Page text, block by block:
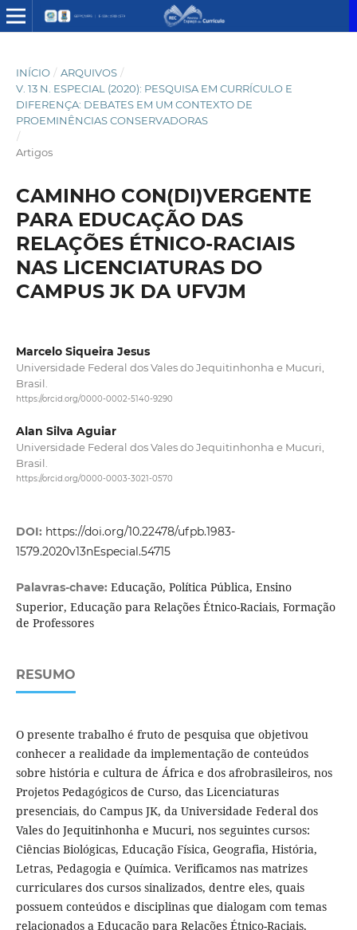
INÍCIO / ARQUIVOS /
V. 13 N. ESPECIAL (2020): PESQUISA EM CURRÍCULO E
DIFERENÇA: DEBATES EM UM CONTEXTO DE
PROEMINÊNCIAS CONSERVADORAS
/
Artigos
CAMINHO CON(DI)VERGENTE
PARA EDUCAÇÃO DAS
RELAÇÕES ÉTNICO-RACIAIS
NAS LICENCIATURAS DO
CAMPUS JK DA UFVJM
Marcelo Siqueira Jesus
Universidade Federal dos Vales do Jequitinhonha e Mucuri,
Brasil.
https://orcid.org/0000-0002-5140-9290
Alan Silva Aguiar
Universidade Federal dos Vales do Jequitinhonha e Mucuri,
Brasil.
https://orcid.org/0000-0003-3021-0570
DOI: https://doi.org/10.22478/ufpb.1983-
1579.2020v13nEspecial.54715
Palavras-chave: Educação, Política Pública, Ensino
Superior, Educação para Relações Étnico-Raciais, Formação
de Professores
RESUMO
O presente trabalho é fruto de pesquisa que objetivou
conhecer a realidade da implementação de conteúdos
sobre história e cultura de África e dos afrobrasileiros, nos
Projetos Pedagógicos de Curso, das Licenciaturas
presenciais, do Campus JK, da Universidade Federal dos
Vales do Jequitinhonha e Mucuri, nos seguintes cursos:
Ciências Biológicas, Educação Física, Geografia, História,
Letras, Pedagogia e Química. Verificamos nas matrizes
curriculares dos cursos sinalizados, dentre eles, quais
possuem conteúdos e disciplinas que dialogam com temas
relacionados a Educação para Relações Étnico-Raciais,